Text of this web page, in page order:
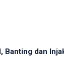
Banting dan